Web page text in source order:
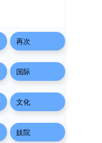
再次
国际
文化
妓院